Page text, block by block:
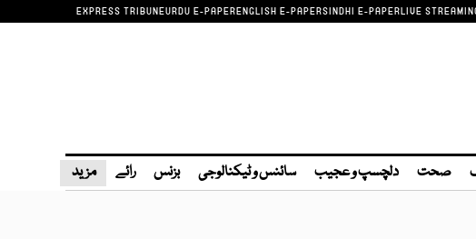
EXPRESS TRIBUNEURDU E-PAPERENGLISH E-PAPERSINDHI E-PAPERLIVE
صحت دلچسپ و عجیب سائنس و ٹیکنالوجی بزنس رائے مزید